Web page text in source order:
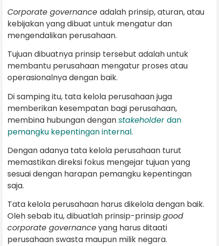
Corporate governance adalah prinsip, aturan, atau
kebijakan yang dibuat untuk mengatur dan
mengendalikan perusahaan.
Tujuan dibuatnya prinsip tersebut adalah untuk
membantu perusahaan mengatur proses atau
operasionalnya dengan baik.
Di samping itu, tata kelola perusahaan juga
memberikan kesempatan bagi perusahaan,
membina hubungan denganstakeholderdan
pemangku kepentingan internal.
Dengan adanya tata kelola perusahaan turut
memastikan direksi fokus mengejar tujuan yang
sesuai dengan harapan pemangku kepentingan
saja.
Tata kelola perusahaan harus dikelola dengan baik.
Oleh sebab itu, dibuatlah prinsip-prinsip good
corporate governanceyang harus ditaati
perusahaan swasta maupun milik negara.